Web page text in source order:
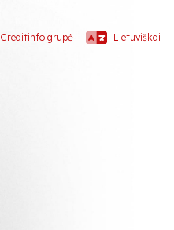
Creditinfo grupė Lietuviškai